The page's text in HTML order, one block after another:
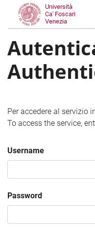
Università
Ca' Foscari
Venezia
Per accedere al servizio
To access the service,
Username
Password